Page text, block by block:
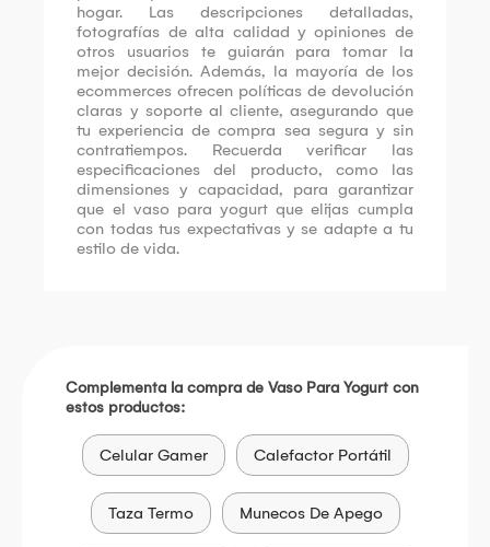
hogar. Las descripciones detalladas,
fotografías de alta calidad y opiniones de
otros usuarios te guiarán para tomar la
mejor decisión. Además, la mayoría de los
ecommerces ofrecen políticas de devolución
claras y soporte al cliente, asegurando que
tu experiencia de compra sea segura y sin
contratiempos. Recuerda verificar las
especificaciones del producto, como las
dimensiones y capacidad, para garantizar
que el vaso para yogurt que elijas cumpla
con todas tus expectativas y se adapte a tu
estilo de vida.
Complementa la compra de Vaso Para Yogurt con
estos productos:
Celular Gamer Calefactor Portátil
Taza Termo Munecos De Apego